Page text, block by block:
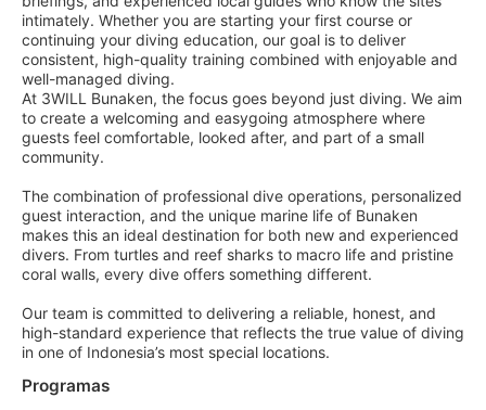
intimately. Whether you are starting your first course or
continuing your diving education, our goal is to deliver
consistent, high-quality training combined with enjoyable and
well-managed diving.
At 3WILL Bunaken, the focus goes beyond just diving. We aim
to create a welcoming and easygoing atmosphere where
guests feel comfortable, looked after, and part of a small
community.
The combination of professional dive operations, personalized
guest interaction, and the unique marine life of Bunaken
makes this an ideal destination for both new and experienced
divers. From turtles and reef sharks to macro life and pristine
coral walls, every dive offers something different.
Our team is committed to delivering a reliable, honest, and
high-standard experience that reflects the true value of diving
in one of Indonesia’s most special locations.
Programas